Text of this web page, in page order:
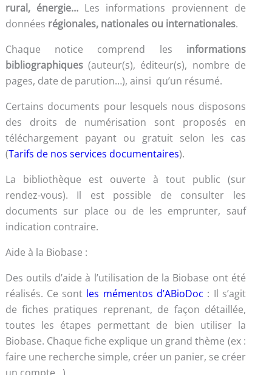
rural, énergie…Les informations proviennent de
données régionales, nationales ou internationales.
Chaque notice comprend les informations
bibliographiques(auteur(s), éditeur(s), nombre de
pages, date de parution…), ainsi qu’un résumé.
Certains documents pour lesquels nous disposons
des droits de numérisation sont proposés en
téléchargement payant ou gratuit selon les cas
(Tarifs de nos services documentaires).
La bibliothèque est ouverte à tout public (sur
rendez-vous). Il est possible de consulter les
documents sur place ou de les emprunter, sauf
indication contraire.
Aide à la Biobase :
Des outils d’aide à l’utilisation de la Biobase ont été
réalisés. Ce sont les mémentos d’ABioDoc : Il s’agit
de fiches pratiques reprenant, de façon détaillée,
toutes les étapes permettant de bien utiliser la
Biobase. Chaque fiche explique un grand thème (ex :
faire une recherche simple, créer un panier, se créer